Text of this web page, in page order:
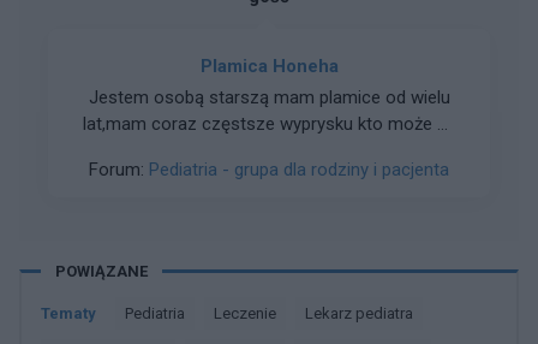
Plamica Honeha
Jestem osobą starszą mam plamice od wielu
lat,mam coraz częstsze wyprysku kto może mi
prawie codziennie i bolą.
Forum: Pediatria - grupa dla rodziny i pacjenta
POWIĄZANE
Tematy pediatria leczenie lekarz pediatra